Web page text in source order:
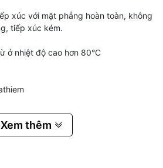
xúc với mặt phẳng hoàn toàn, không
tiếp xúc kém.
ở nhiệt độ cao hơn 80°C
Xem thêm